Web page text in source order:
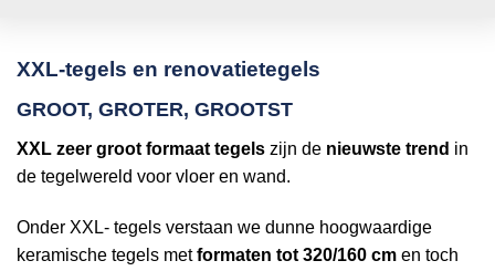
XXL-tegels en renovatietegels
GROOT, GROTER, GROOTST
XXL zeer groot formaat tegels zijn de nieuwste trend in
de tegelwereld voor vloer en wand.
Onder XXL- tegels verstaan we dunne hoogwaardige
keramische tegels metformaten tot 320/160 cm en toch